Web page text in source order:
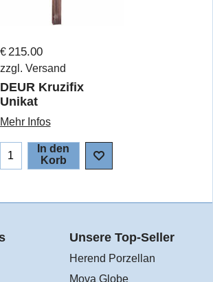
€215.00
zzgl. Versand
DEUR Kruzifix
Unikat
Mehr Infos
In den
Korb
Unsere Top-Seller
Herend Porzellan
Mova Globe